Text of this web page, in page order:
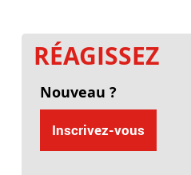
RÉAGISSEZ
Nouveau ?
Inscrivez-vous